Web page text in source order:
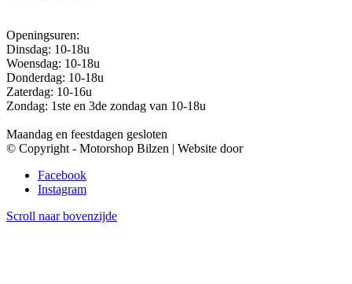
Openingsuren:
Dinsdag: 10-18u
Woensdag: 10-18u
Donderdag: 10-18u
Zaterdag: 10-16u
Zondag: 1ste en 3de zondag van 10-18u
Maandag en feestdagen gesloten
© Copyright - Motorshop Bilzen | Website door
Facebook
Instagram
Scroll naar bovenzijde